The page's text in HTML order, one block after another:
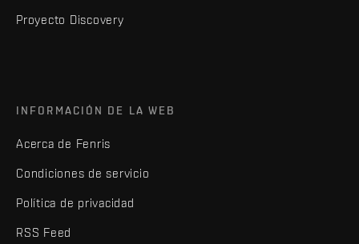
Proyecto Discovery
INFORMACIÓN DE LA WEB
Acerca de Fenris
Condiciones de servicio
Política de privacidad
RSS Feed